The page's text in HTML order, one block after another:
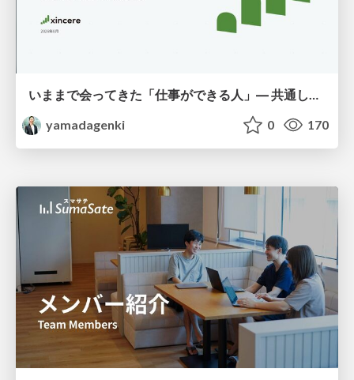
いままで会ってきた「仕事ができる人」― 共通していた5つの特徴とAI時代の活かし方
yamadagenki
0 170